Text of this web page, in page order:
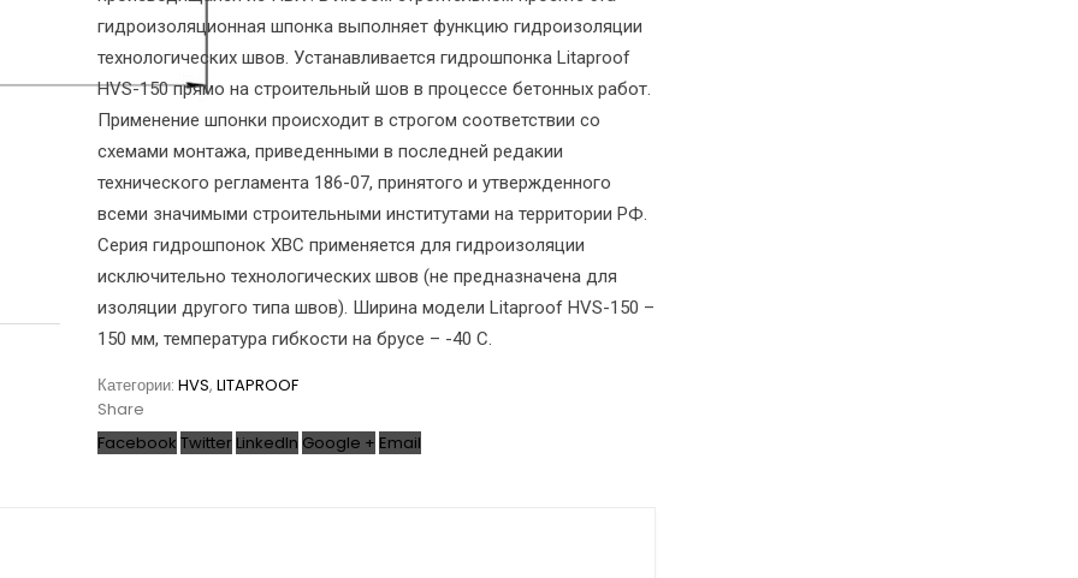
гидроизоляционная шпонка выполняет функцию гидроизоляции
технологических швов. Устанавливается гидрошпонка Litaproof
HVS-150 прямо на строительный шов в процессе бетонных работ.
Применение шпонки происходит в строгом соответствии со
схемами монтажа, приведенными в последней редакии
технического регламента 186-07, принятого и утвержденного
всеми значимыми строительными институтами на территории РФ.
Серия гидрошпонок ХВС применяется для гидроизоляции
исключительно технологических швов (не предназначена для
изоляции другого типа швов). Ширина модели Litaproof HVS-150 –
150 мм, температура гибкости на брусе – -40 С.
Категории: HVS, LITAPROOF
Share
Facebook Twitter LinkedIn Google + Email